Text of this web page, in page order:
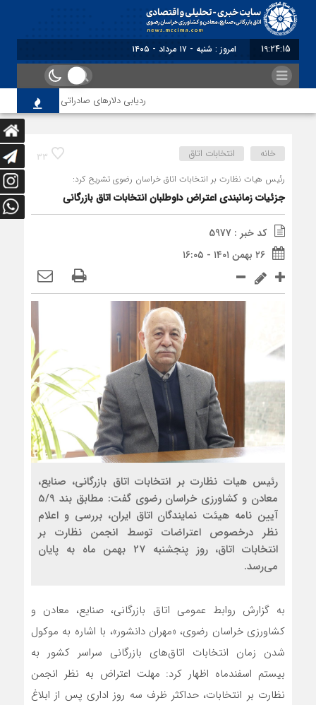
19:24:16 امروز : شنبه - ۱۷ مرداد - ۱۴۰۵
ردیابی دلارهای صادراتی
33 خانه انتخابات اتاق
رئیس هیات نظارت بر انتخابات اتاق خراسان رضوی تشریح کرد:
جزئیات زمانبندی اعتراض داوطلبان انتخابات اتاق بازرگانی
کد خبر : 5977
۲۶ بهمن ۱۴۰۱ - ۱۶:۰۵
رئیس هیات نظارت بر انتخابات اتاق بازرگانی، صنایع،
معادن و کشاورزی خراسان رضوی گفت: مطابق بند 5/9
آیین نامه هیئت نمایندگان اتاق ایران، بررسی و اعلام
نظر درخصوص اعتراضات توسط انجمن نظارت بر
انتخابات اتاق، روز پنجشنبه 27 بهمن ماه به پایان
می‌رسد.
به گزارش روابط عمومی اتاق بازرگانی، صنایع، معادن و
کشاورزی خراسان رضوی، «مهران دانشور»، با اشاره به موکول
شدن زمان انتخابات اتاق‌های بازرگانی سراسر کشور به
بیستم اسفندماه اظهار کرد: مهلت اعتراض به نظر انجمن
نظارت بر انتخابات، حداکثر ظرف سه روز اداری پس از ابلاغ